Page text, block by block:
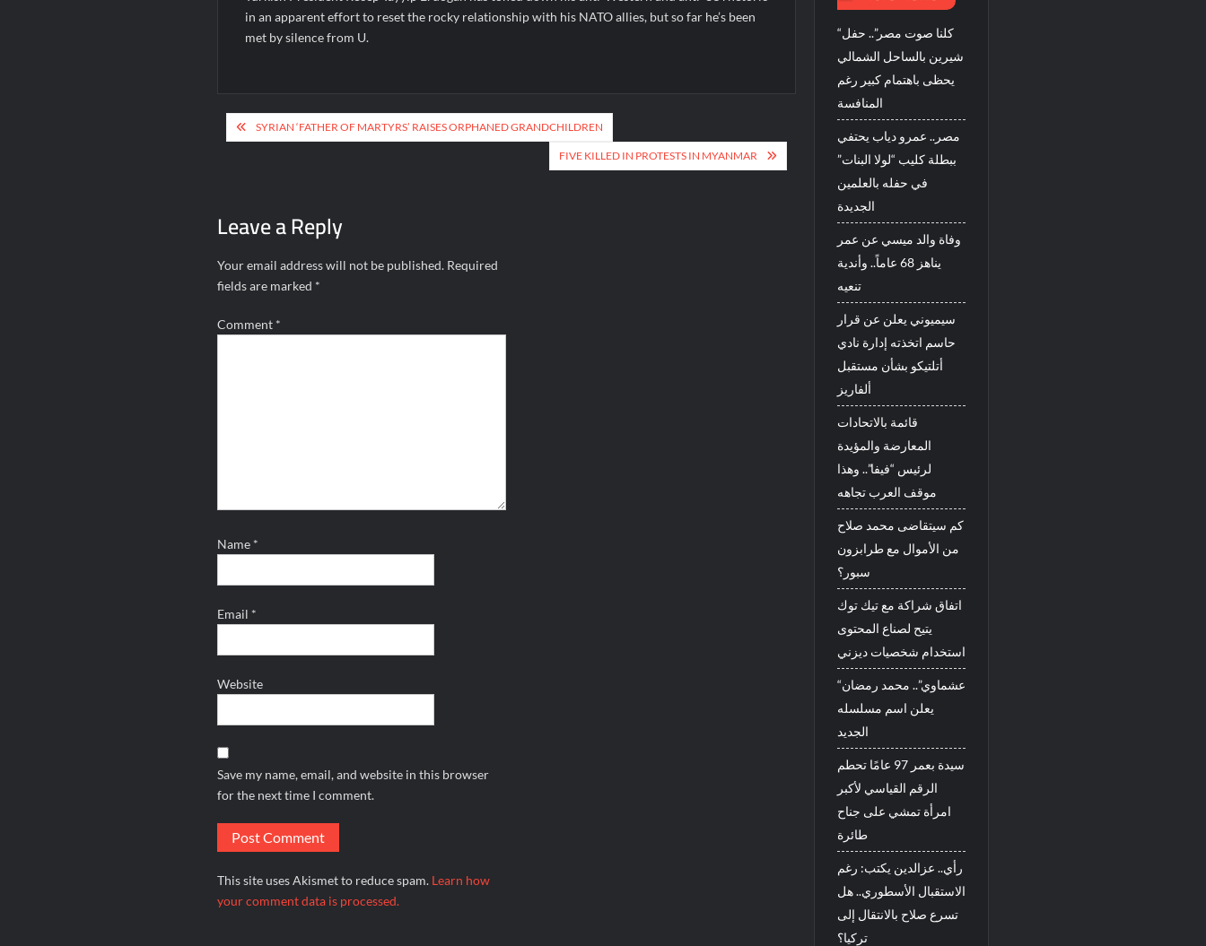
in an apparent effort to reset the rocky relationship with his NATO allies, but so far he’s been
met by silence from U.
Post
navigation
SYRIAN ‘FATHER OF MARTYRS’ RAISES ORPHANED GRANDCHILDREN
FIVE KILLED IN PROTESTS IN MYANMAR
Leave a Reply
Your email address will not be published. Required
fields are marked *
Comment *
Name *
Email *
Website
Save my name, email, and website in this browser
for the next time I comment.
This site uses Akismet to reduce spam. Learn how
your comment data is processed.
“كلنا صوت مصر”.. حفل
شيرين بالساحل الشمالي
يحظى باهتمام كبير رغم
المنافسة
مصر.. عمرو دياب يحتفي
ببطلة كليب “لولا البنات”
في حفله بالعلمين
الجديدة
وفاة والد ميسي عن عمر
يناهز 68 عاماً.. وأندية
تنعيه
سيميوني يعلن عن قرار
حاسم اتخذته إدارة نادي
أتلتيكو بشأن مستقبل
ألفاريز
قائمة بالاتحادات
المعارضة والمؤيدة
لرئيس “فيفا”.. وهذا
موقف العرب تجاهه
كم سيتقاضى محمد صلاح
من الأموال مع طرابزون
سبور؟
اتفاق شراكة مع تيك توك
يتيح لصناع المحتوى
استخدام شخصيات ديزني
“عشماوي”.. محمد رمضان
يعلن اسم مسلسله
الجديد
سيدة بعمر 97 عامًا تحطم
الرقم القياسي لأكبر
امرأة تمشي على جناح
طائرة
رأي.. عزالدين يكتب: رغم
الاستقبال الأسطوري.. هل
تسرع صلاح بالانتقال إلى
تركيا؟